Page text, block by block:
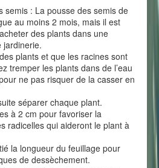
semis : La pousse des semis de
au moins 2 mois, mais il est
des plants dans une
jardinerie.
plants et que les racines sont
tremper les plants dans de l’eau
ne pas risquer de la casser en
séparer chaque plant.
à 2 cm pour favoriser la
radicelles qui aideront le plant à
la longueur du feuillage pour
de dessèchement.